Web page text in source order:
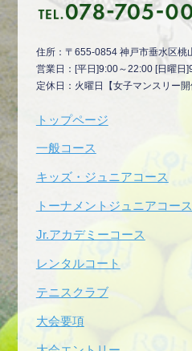
住所：〒655-0854 神戸市垂水区桃
営業日：[平日]9:00～22:00 [日曜日
定休日：火曜日【女子マンスリー開
トップページ
一般コース
キッズ・ジュニアコース
トーナメントジュニアコース
Jr.アカデミーコース
レンタルコート
テニスクラブ
大会要項